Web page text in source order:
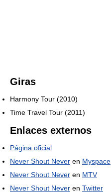
Giras
Harmony Tour (2010)
Time Travel Tour (2011)
Enlaces externos
Página oficial
Never Shout Never en Myspace
Never Shout Never en MTV
Never Shout Never en Twitter